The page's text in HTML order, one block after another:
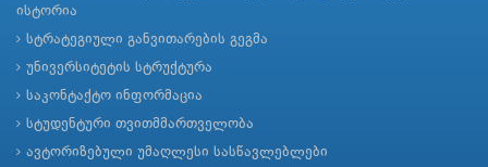
ისტორია
სტრატეგიული განვითარების გეგმა
უნივერსიტეტის სტრუქტურა
საკონტაქტო ინფორმაცია
სტუდენტური თვითმმართველობა
ავტორიზებული უმაღლესი სასწავლებლები